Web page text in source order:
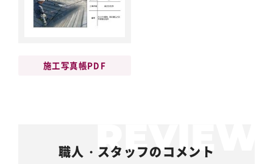
施工写真帳PDF
職人・スタッフのコメント